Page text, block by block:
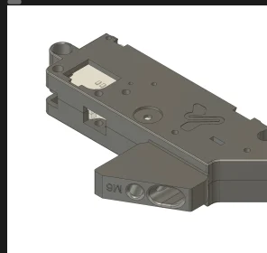
Preguntas frecuentes